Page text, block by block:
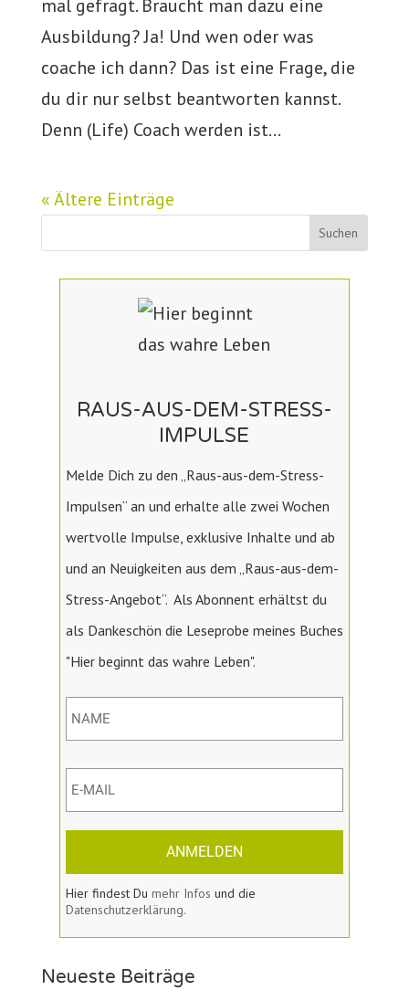
mal gefragt. Braucht man dazu eine
Ausbildung? Ja! Und wen oder was
coache ich dann? Das ist eine Frage, die
du dir nur selbst beantworten kannst.
Denn (Life) Coach werden ist...
« Ältere Einträge
RAUS-AUS-DEM-STRESS-
IMPULSE
Melde Dich zu den „Raus-aus-dem-Stress-
Impulsen“ an und erhalte alle zwei Wochen
wertvolle Impulse, exklusive Inhalte und ab
und an Neuigkeiten aus dem „Raus-aus-dem-
Stress-Angebot“. Als Abonnent erhältst du
als Dankeschön die Leseprobe meines Buches
"Hier beginnt das wahre Leben".
ANMELDEN
Hier findest Du mehr Infos und die
Datenschutzerklärung.
Neueste Beiträge